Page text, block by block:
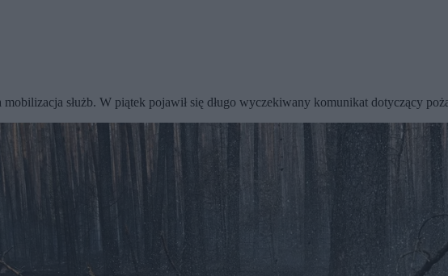
służb. W piątek pojawił się długo wyczekiwany komunikat dotyczący